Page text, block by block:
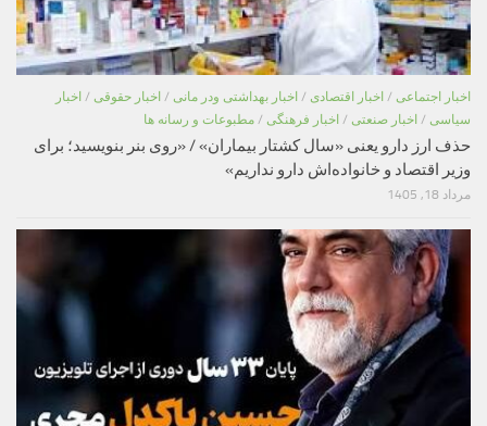
اخبار اجتماعی / اخبار اقتصادی / اخبار بهداشتی ودر مانی / اخبار حقوقی / اخبار
سیاسی / اخبار صنعتی / اخبار فرهنگی / مطبوعات و رسانه ها
حذف ارز دارو یعنی «سال کشتار بیماران» / «روی بنر بنویسید؛ برای
وزیر اقتصاد و خانواده‌اش دارو نداریم»
مرداد 18, 1405